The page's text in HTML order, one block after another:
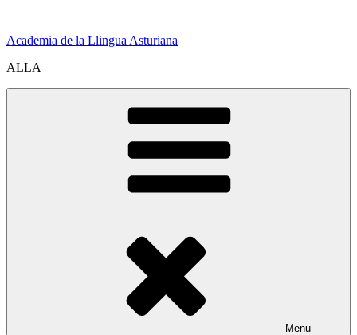
content
Academia de la Llingua Asturiana
ALLA
Menu